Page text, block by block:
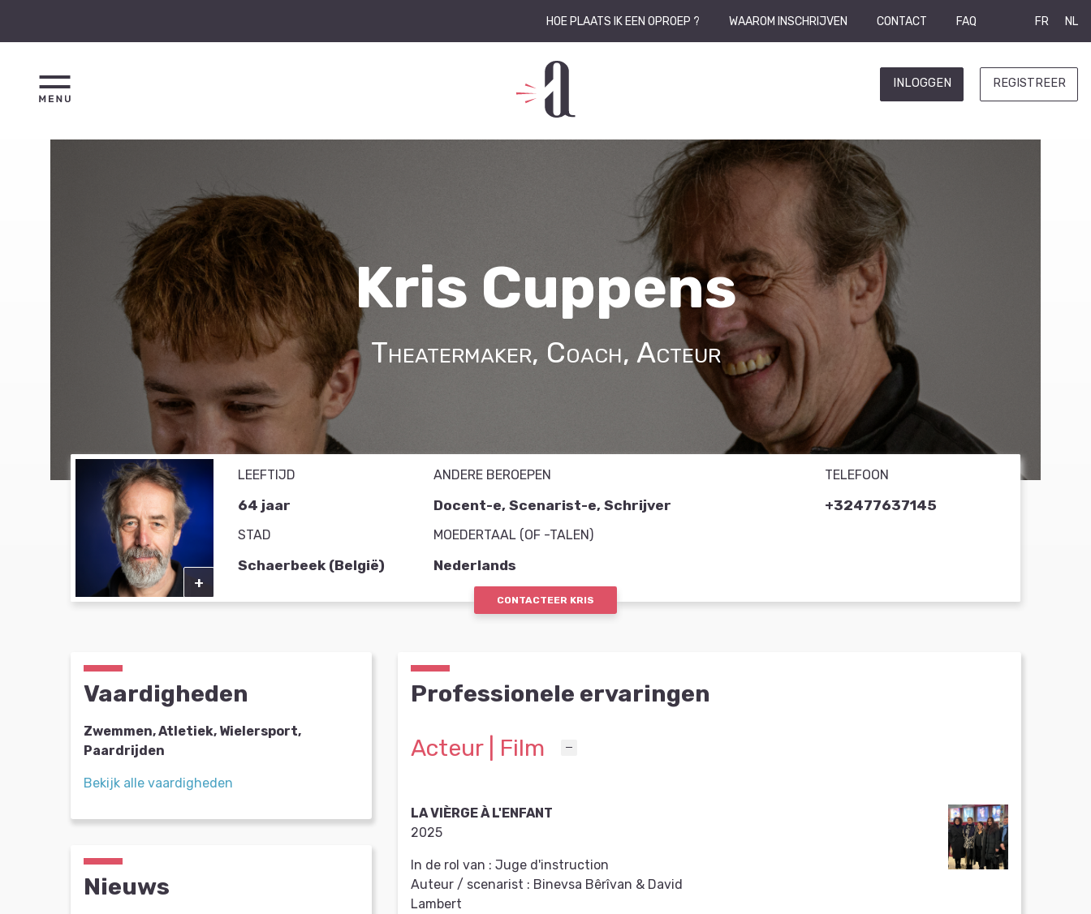
HOE PLAATS IK EEN OPROEP ? WAAROM INSCHRIJVEN CONTACT FAQ FR NL
INLOGGEN REGISTREER
Kris Cuppens
Theatermaker, Coach, Acteur
+
LEEFTIJD
64 jaar
STAD
Schaerbeek (België)
ANDERE BEROEPEN
Docent-e, Scenarist-e, Schrijver
MOEDERTAAL (OF -TALEN)
Nederlands
TELEFOON
+32477637145
CONTACTEER KRIS
Vaardigheden
Zwemmen, Atletiek, Wielersport,
Paardrijden
Bekijk alle vaardigheden
Nieuws
Professionele ervaringen
Acteur | Film
LA VIÈRGE À L'ENFANT
2025
In de rol van : Juge d'instruction
Auteur / scenarist : Binevsa Bêrîvan & David
Lambert